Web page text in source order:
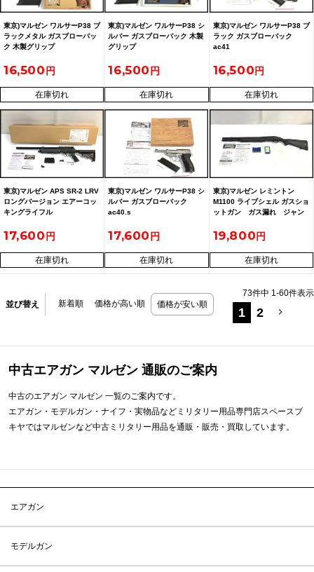
東京)マルゼン ワルサーP38 ブ
ラックメタル ガスブローバッ
ク 木製グリップ
16,500
在庫切れ
東京)マルゼン ワルサーP38 シ
ルバー ガスブローバック 木製
グリップ
16,500
在庫切れ
東京)マルゼン ワルサーP38 ブ
ラック ガスブローバック
ac41
16,500
在庫切れ
東京)マルゼン APS SR-2 LRV
ロングバージョン エアーコッ
キングライフル
17,600
在庫切れ
東京)マルゼン ワルサーP38 シ
ルバー ガスブローバック
ac40.s
17,600
在庫切れ
東京)マルゼン レミントン
M1100 ライブシェル ガスショ
ットガン ガス漏れ ジャン
19,800
在庫切れ
並び替え 新着順 価格が高い順 価格が安い順
73件中 1-60件表示
1 2
中古エアガン マルゼン 通販のご案内
中古のエアガン マルゼン 一覧のご案内です。
エアガン・モデルガン・ナイフ・実物品などミリタリー用品専門店スペースブ
キヤではマルゼンなど中古ミリタリー用品を通販・販売・買取しています。
エアガン
モデルガン